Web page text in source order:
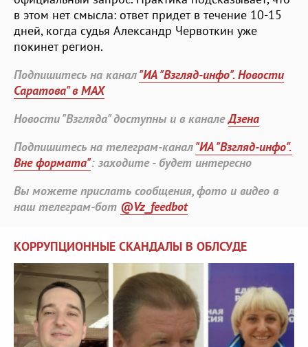
в этом нет смысла: ответ придет в течение 10-15
дней, когда судья Александр Червоткин уже
покинет регион.
Подпишитесь на канал"ИА "Взгляд-инфо". Новости
Саратова" в MAX
Новости "Взгляда" доступны и в каналеДзена
Подпишитесь на телеграм-канал"ИА "Взгляд-инфо".
Вне формата": заходите - будет интересно
Вы можете прислать сообщения, фото и видео в
наш телеграм-бот @Vz_feedbot
КОРРУПЦИОННЫЕ СКАНДАЛЫ В ОБЛСУДЕ